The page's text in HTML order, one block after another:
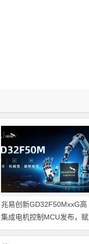
兆易创新GD32F50MxxG高
集成电机控制MCU发布，赋
能人形机器人关节驱动革新